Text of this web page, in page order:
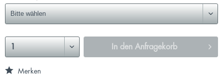
In den Anfragekorb
Merken